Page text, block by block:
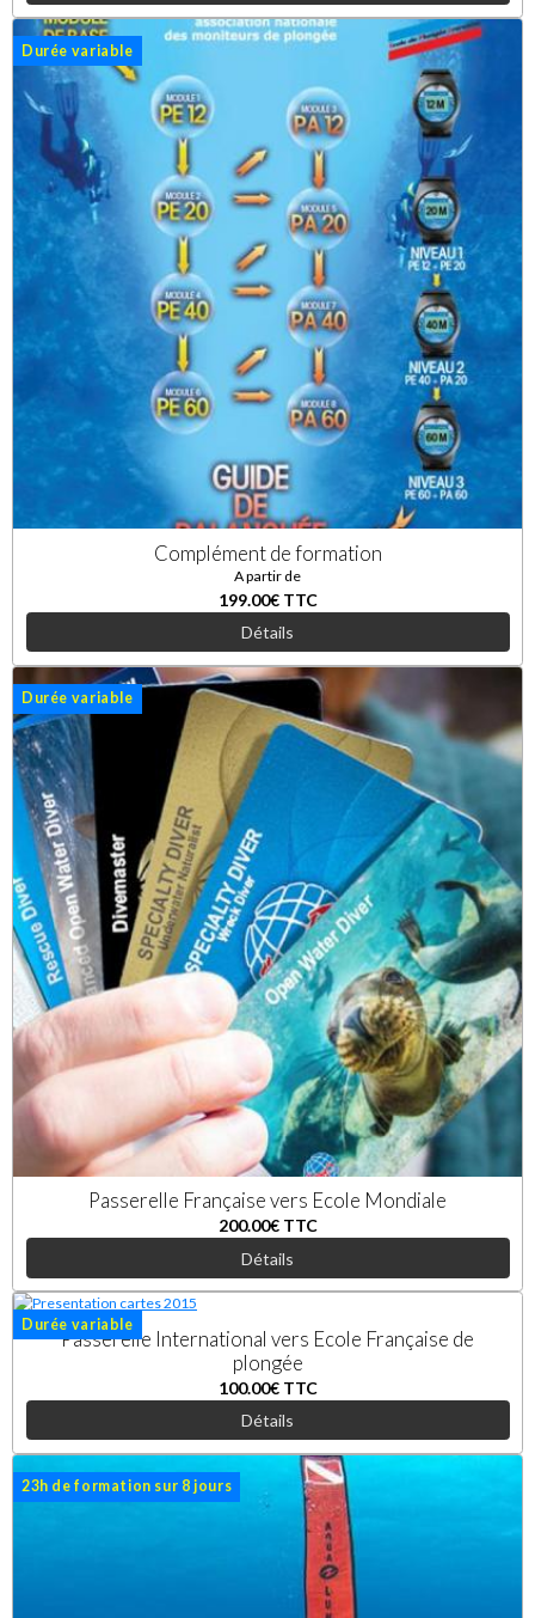
Durée variable
Complément de formation
A partir de
199.00€ TTC
Détails
Durée variable
Passerelle Française vers Ecole Mondiale
200.00€ TTC
Détails
Durée variable
Passerelle International vers Ecole Française de
plongée
100.00€ TTC
Détails
23h de formation sur 8 jours